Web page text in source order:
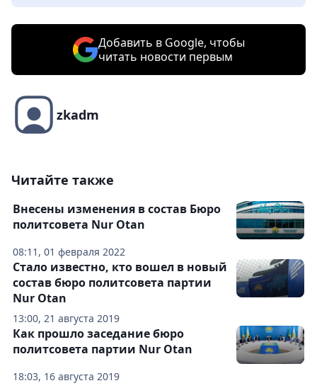
Добавить в Google, чтобы
читать новости первым
zkadm
Читайте также
08:11, 01 февраля 2022
Внесены изменения в состав Бюро
политсовета Nur Otan
13:00, 21 августа 2019
Стало известно, кто вошел в новый
состав бюро политсовета партии
Nur Otan
18:03, 16 августа 2019
Как прошло заседание бюро
политсовета партии Nur Otan